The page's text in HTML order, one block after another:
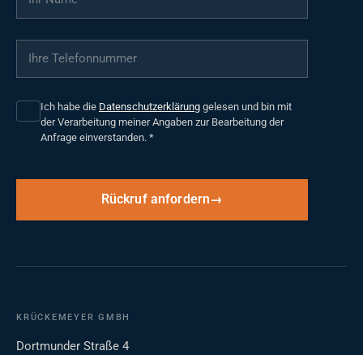
Ihre Telefonnummer
Ich habe die Datenschutzerklärung gelesen und bin mit
der Verarbeitung meiner Angaben zur Bearbeitung der
Anfrage einverstanden. *
Rückruf anfordern
KRÜCKEMEYER GMBH
Dortmunder Straße 4